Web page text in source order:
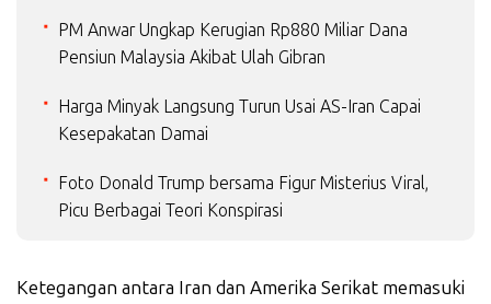
PM Anwar Ungkap Kerugian Rp880 Miliar Dana
Pensiun Malaysia Akibat Ulah Gibran
Harga Minyak Langsung Turun Usai AS-Iran Capai
Kesepakatan Damai
Foto Donald Trump bersama Figur Misterius Viral,
Picu Berbagai Teori Konspirasi
Ketegangan antara Iran dan Amerika Serikat memasuki